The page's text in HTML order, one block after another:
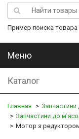
Пример поиска товара
Меню
Каталог
Главная
Запчастини до
Мотор з